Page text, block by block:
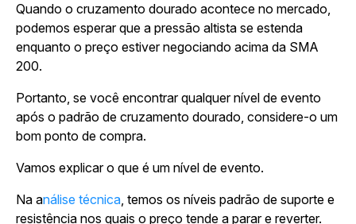
Quando o cruzamento dourado acontece no mercado,
podemos esperar que a pressão altista se estenda
enquanto o preço estiver negociando acima da SMA
200.
Portanto, se você encontrar qualquer nível de evento
após o padrão de cruzamento dourado, considere-o um
bom ponto de compra.
Vamos explicar o que é um nível de evento.
Na análise técnica, temos os níveis padrão de suporte e
resistência nos quais o preço tende a parar e reverter.